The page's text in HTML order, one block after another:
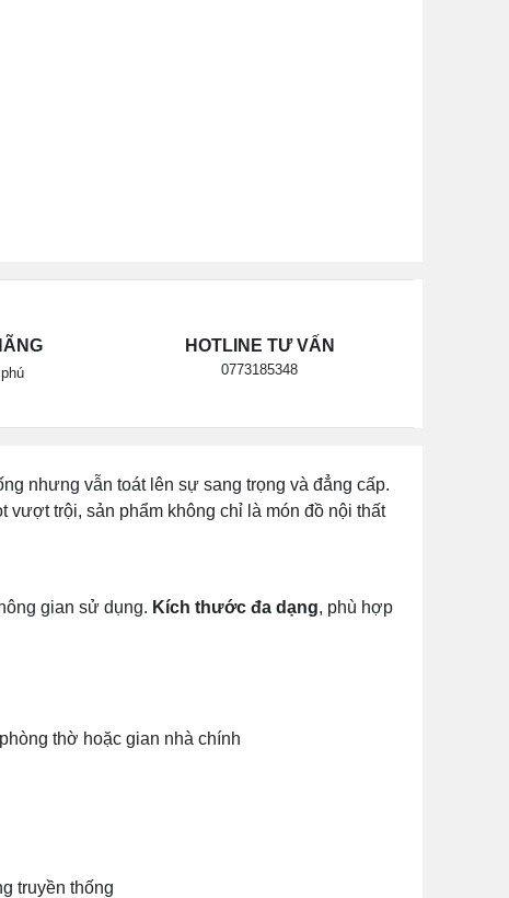
HOTLINE TƯ VẤN
0773185348
nhưng vẫn toát lên sự sang trọng và đẳng cấp.
vượt trội, sản phẩm không chỉ là món đồ nội thất
gian sử dụng. Kích thước đa dạng, phù hợp
thờ hoặc gian nhà chính
truyền thống